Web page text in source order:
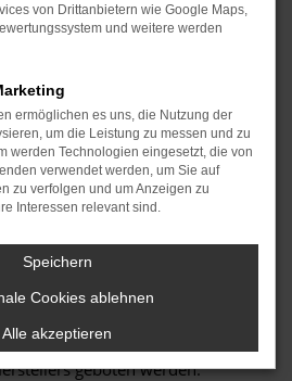
– die exzellenteste
darüber streiten, ob sich ein
lässt, inhaltlich jedoch nicht. Fest
Neuwagen in puncto Qualität und
ist und Sie in einen echten
sind stolz darauf, die Modelle von
anzubieten und verweisen
mehr als 115 Jahren als regional
VW Caddy Neuwagen sind
Ultra“ und ermöglichen das
das exakt entsprechend Ihrer
wird. Sie allein bestimmen
und natürlich auch die vielen
geboten werden.
von Drittanbietern wie Google Maps,
und weitere werden
ermöglichen es uns, die Nutzung der
um die Leistung zu messen und zu
werden Technologien eingesetzt, die von
verwendet werden, um Sie auf
zu verfolgen und um Anzeigen zu
Interessen relevant sind.
Speichern
Cookies ablehnen
Alle akzeptieren